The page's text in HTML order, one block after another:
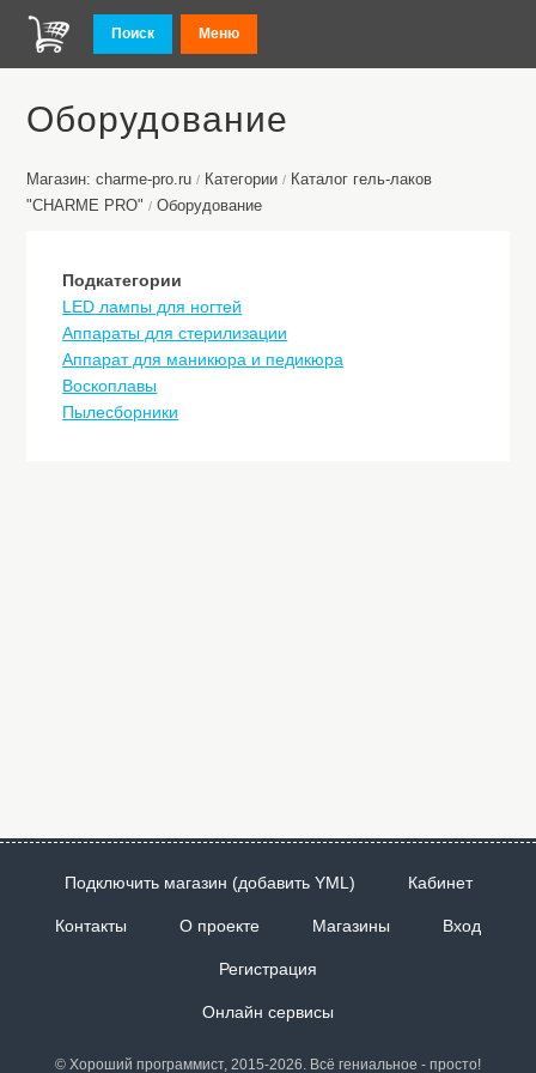
Поиск Меню
Оборудование
Магазин: charme-pro.ru / Категории / Каталог гель-лаков
"CHARME PRO" / Оборудование
Подкатегории
LED лампы для ногтей
Аппараты для стерилизации
Аппарат для маникюра и педикюра
Воскоплавы
Пылесборники
Подключить магазин (добавить YML) Кабинет
Контакты О проекте Магазины Вход
Регистрация
Онлайн сервисы
© Хороший программист, 2015-2026. Всё гениальное - просто!